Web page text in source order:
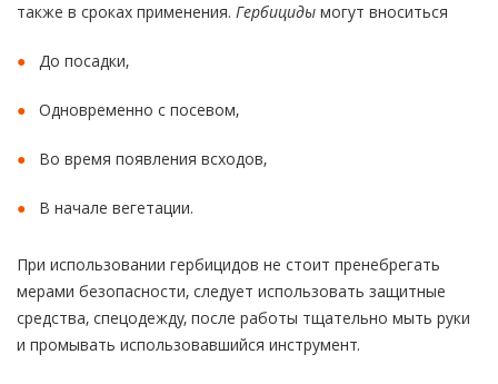
также в сроках применения. Гербициды могут вноситься
До посадки,
Одновременно с посевом,
Во время появления всходов,
В начале вегетации.
При использовании гербицидов не стоит пренебрегать
мерами безопасности, следует использовать защитные
средства, спецодежду, после работы тщательно мыть руки
и промывать использовавшийся инструмент.